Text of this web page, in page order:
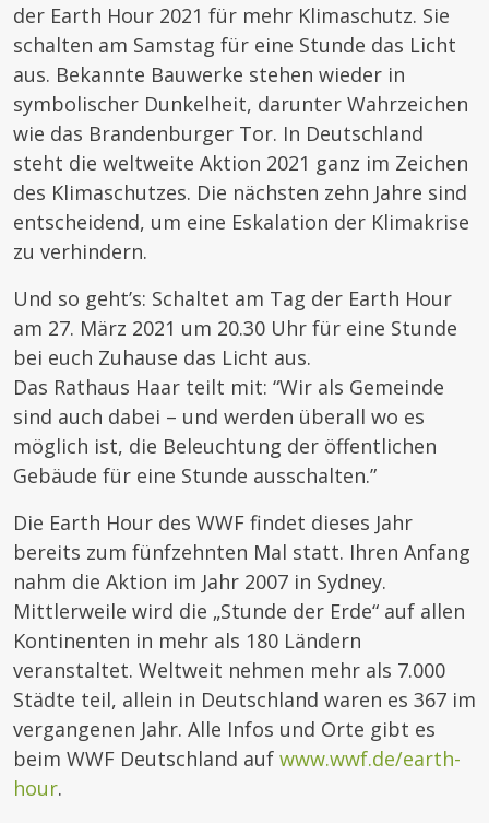
der Earth Hour 2021 für mehr Klimaschutz. Sie
schalten am Samstag für eine Stunde das Licht
aus. Bekannte Bauwerke stehen wieder in
symbolischer Dunkelheit, darunter Wahrzeichen
wie das Brandenburger Tor. In Deutschland
steht die weltweite Aktion 2021 ganz im Zeichen
des Klimaschutzes. Die nächsten zehn Jahre sind
entscheidend, um eine Eskalation der Klimakrise
zu verhindern.
Und so geht’s: Schaltet am Tag der Earth Hour
am 27. März 2021 um 20.30 Uhr für eine Stunde
bei euch Zuhause das Licht aus.
Das Rathaus Haar teilt mit: “Wir als Gemeinde
sind auch dabei – und werden überall wo es
möglich ist, die Beleuchtung der öffentlichen
Gebäude für eine Stunde ausschalten.”
Die Earth Hour des WWF findet dieses Jahr
bereits zum fünfzehnten Mal statt. Ihren Anfang
nahm die Aktion im Jahr 2007 in Sydney.
Mittlerweile wird die „Stunde der Erde“ auf allen
Kontinenten in mehr als 180 Ländern
veranstaltet. Weltweit nehmen mehr als 7.000
Städte teil, allein in Deutschland waren es 367 im
vergangenen Jahr. Alle Infos und Orte gibt es
beim WWF Deutschland auf www.wwf.de/earth-
hour.